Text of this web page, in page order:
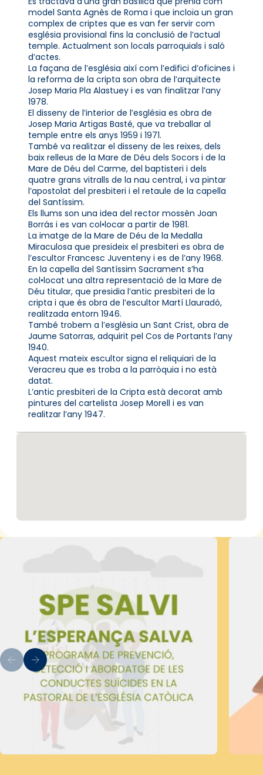
model Santa Agnès de Roma i que incloïa un gran
complex de criptes que es van fer servir com
església provisional fins la conclusió de l’actual
temple. Actualment son locals parroquials i saló
d’actes.
La façana de l’església així com l’edifici d’oficines i
la reforma de la cripta son obra de l’arquitecte
Josep Maria Pla Alastuey i es van finalitzar l’any
1978.
El disseny de l’interior de l’església es obra de
Josep Maria Artigas Basté, que va treballar al
temple entre els anys 1959 i 1971.
També va realitzar el disseny de les reixes, dels
baix relleus de la Mare de Déu dels Socors i de la
Mare de Déu del Carme, del baptisteri i dels
quatre grans vitralls de la nau central, i va pintar
l’apostolat del presbiteri i el retaule de la capella
del Santíssim.
Els llums son una idea del rector mossèn Joan
Borrás i es van col•locar a partir de 1981.
La imatge de la Mare de Déu de la Medalla
Miraculosa que presideix el presbiteri es obra de
l’escultor Francesc Juventeny i es de l’any 1968.
En la capella del Santíssim Sacrament s’ha
col•locat una altra representació de la Mare de
Déu titular, que presidia l’antic presbiteri de la
cripta i que és obra de l’escultor Martí Llauradó,
realitzada entorn 1946.
També trobem a l’església un Sant Crist, obra de
Jaume Satorras, adquirit pel Cos de Portants l’any
1940.
Aquest mateix escultor signa el reliquiari de la
Veracreu que es troba a la parròquia i no està
datat.
L’antic presbiteri de la Cripta està decorat amb
pintures del cartelista Josep Morell i es van
realitzar l’any 1947.